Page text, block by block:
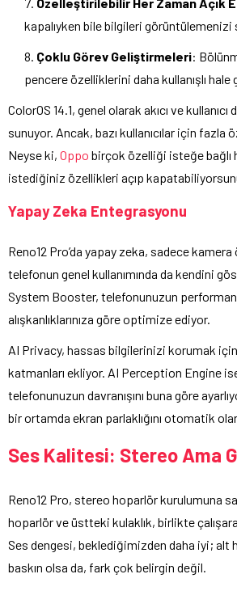
kapalıyken bile bilgileri görüntülemenizi
Çoklu Görev Geliştirmeleri:
pencere özelliklerini daha kullanışlı hale
ColorOS 14.1, genel olarak akıcı ve
sunuyor. Ancak, bazı kullanıcılar için fazla
Neyse ki, Oppo birçok özelliği isteğe bağlı
istediğiniz özellikleri açıp
Yapay Zeka Entegrasyonu
Reno12 Pro’da yapay zeka, sadece
telefonun genel kullanımında da kendini
System Booster, telefonunuzun
alışkanlıklarınıza göre optimize ediyor.
AI Privacy, hassas bilgilerinizi korumak
katmanları ekliyor. AI Perception Engine
telefonunuzun davranışını buna göre
bir ortamda ekran parlaklığını otomatik
Ses Kalitesi: Stereo Ama
Reno12 Pro, stereo hoparlör kurulumuna
hoparlör ve üstteki kulaklık, birlikte
Ses dengesi, beklediğimizden daha iyi; alt
baskın olsa da, fark çok belirgin değil.